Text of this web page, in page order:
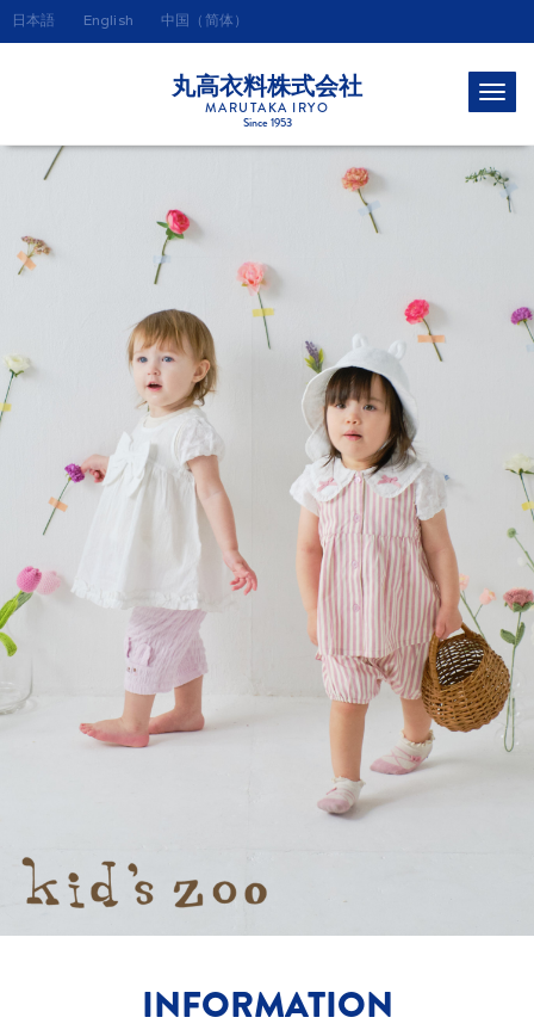
日本語 English 中国（简体）
丸高衣料株式会社
MARUTAKA IRYO
Since 1953
INFORMATION